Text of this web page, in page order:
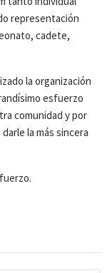
representación
cadete,
la organización
esfuerzo
comunidad y por
la más sincera